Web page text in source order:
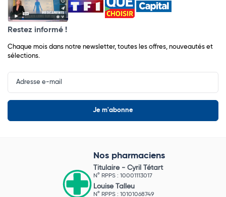
Restez informé !
Chaque mois dans notre newsletter, toutes les offres, nouveautés et
sélections.
Input
Newsletter
Nos pharmaciens
Titulaire - Cyril Tétart
N° RPPS : 10001113017
Louise Talleu
N° RPPS : 10101068749